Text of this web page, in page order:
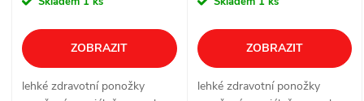
ZOBRAZIT
lehké zdravotní ponožky
ZOBRAZIT
lehké zdravotní ponožky